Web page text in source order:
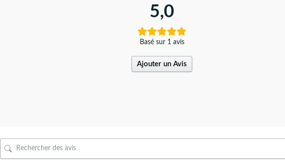
5,0
Basé sur 1 avis
Ajouter un Avis